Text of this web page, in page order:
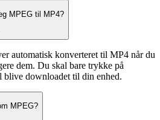
MPEG til MP4?
automatisk konverteret til MP4 når du
dem. Du skal bare trykke på
downloadet til din enhed.
MPEG?